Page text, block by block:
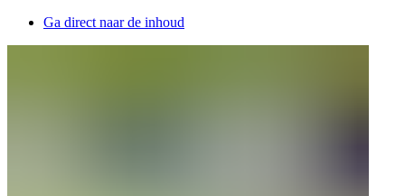
Ga direct naar de inhoud